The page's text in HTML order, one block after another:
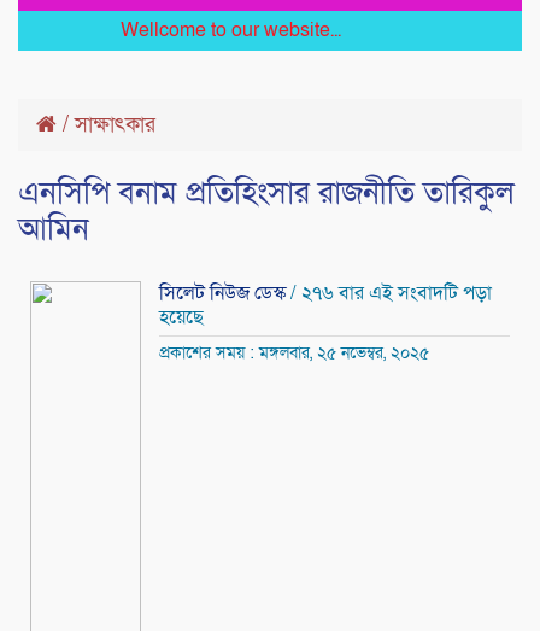
Wellcome to our website...
/সাক্ষাৎকার
এনসিপি বনাম প্রতিহিংসার রাজনীতি তারিকুল
আমিন
সিলেট নিউজ ডেস্ক/ ২৭৬ বার এই সংবাদটি পড়া
হয়েছে
প্রকাশের সময় : মঙ্গলবার, ২৫ নভেম্বর, ২০২৫